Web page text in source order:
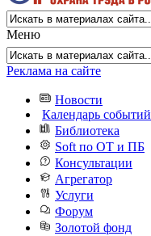
Меню
Реклама на сайте
Новости
Календарь событий
Библиотека
Soft по ОТ и ПБ
Консультации
Агрегатор
Услуги
Форум
Золотой фонд